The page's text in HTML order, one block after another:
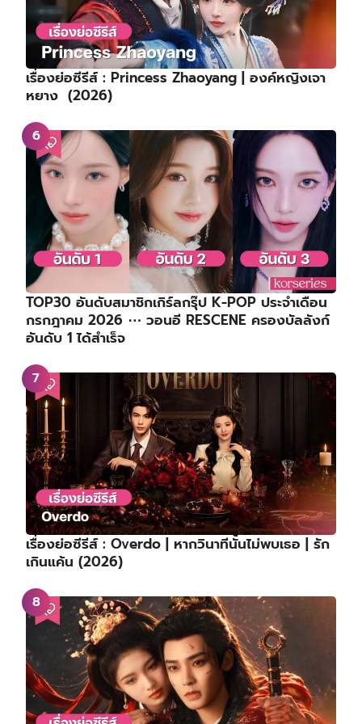
เรื่องย่อซีรีส์ : Princess Zhaoyang | องค์หญิงเจา
หยาง (2026)
TOP30 อันดับสมาชิกเกิร์ลกรุ๊ป K-POP ประจำเดือน
กรกฎาคม 2026 ⋯ วอนอี RESCENE ครองบัลลังก์
อันดับ 1 ได้สำเร็จ
เรื่องย่อซีรีส์ : Overdo | หากวินาทีนั้นไม่พบเธอ | รัก
เกินแค้น (2026)